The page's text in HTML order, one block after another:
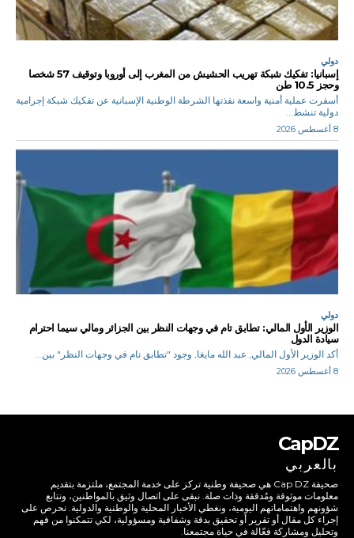
دولي
إسبانيا: تفكيك شبكة تهريب الحشيش من المغرب إلى أوروبا وتوقيف 57 شخصا
وحجز 10.5 طن
أسفرت عملية أمنية واسعة نفذتها الشرطة الوطنية الإسبانية عن تفكيك شبكة إجرامية
دولية تنشط...
8 أغسطس 2026
دولي
الوزير الأول المالي: تطابق تام في وجهات النظر بين الجزائر ومالي سيما احترام
سيادة الدول
أكد الوزير الأول المالي, عبد الله مايغا, وجود "تطابق تام في وجهات النظر" بين...
8 أغسطس 2026
CapDZ
بالعربي
صحيفة Cap DZ هي صحيفة وطنية تركز على خدمة المجتمع، ملتزمة بتقديم
معلومات موثوقة ومُدققة وذات صلة. نبقى على اتصال وثيق بالمواطنين، ونتابع
شؤونهم واهتماماتهم اليومية، ونغطي الأخبار المحلية والوطنية والدولية. نحرص على
إجراء كل مقال أو تقرير أو تحقيق بدقة وشفافية ومسؤولية، لكي تتمكنوا من فهم
وتحليل ومشاركة فعّالة في حياة مجتمعنا.